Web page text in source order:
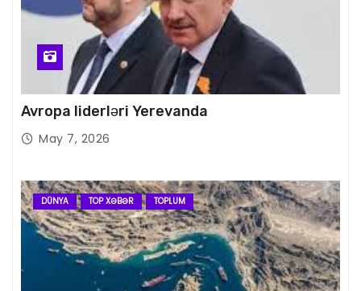
Avropa liderləri Yerevanda
May 7, 2026
DÜNYA TOP XƏBƏR TOPLUM